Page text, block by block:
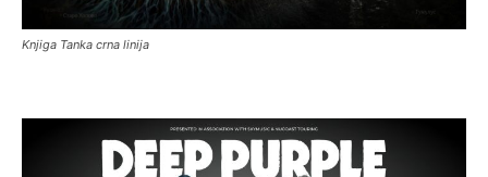
Knjiga Tanka crna linija